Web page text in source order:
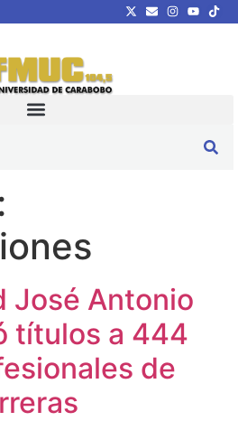
José Antonio
títulos a 444
de